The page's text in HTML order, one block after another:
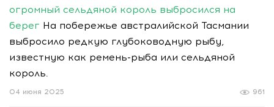
огромный сельдяной король выбросился на
берег На побережье австралийской Тасмании
выбросило редкую глубоководную рыбу,
известную как ремень-рыба или сельдяной
король.
961
04 июня 2025